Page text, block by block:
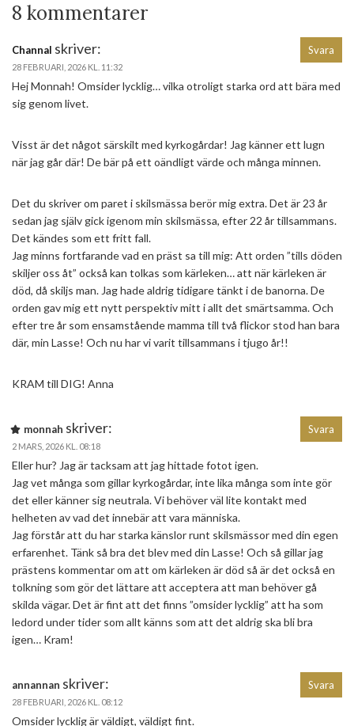
8 kommentarer
Channal skriver:
28 FEBRUARI, 2026 KL. 11:32
Hej Monnah! Omsider lycklig… vilka otroligt starka ord att bära med
sig genom livet.
Visst är det något särskilt med kyrkogårdar! Jag känner ett lugn
när jag går där! De bär på ett oändligt värde och många minnen.
Det du skriver om paret i skilsmässa berör mig extra. Det är 23 år
sedan jag själv gick igenom min skilsmässa, efter 22 år tillsammans.
Det kändes som ett fritt fall.
Jag minns fortfarande vad en präst sa till mig: Att orden ”tills döden
skiljer oss åt” också kan tolkas som kärleken… att när kärleken är
död, då skiljs man. Jag hade aldrig tidigare tänkt i de banorna. De
orden gav mig ett nytt perspektiv mitt i allt det smärtsamma. Och
efter tre år som ensamstående mamma till två flickor stod han bara
där, min Lasse! Och nu har vi varit tillsammans i tjugo år!!
KRAM till DIG! Anna
Svara
monnah skriver:
2 MARS, 2026 KL. 08:18
Eller hur? Jag är tacksam att jag hittade fotot igen.
Jag vet många som gillar kyrkogårdar, inte lika många som inte gör
det eller känner sig neutrala. Vi behöver väl lite kontakt med
helheten av vad det innebär att vara människa.
Jag förstår att du har starka känslor runt skilsmässor med din egen
erfarenhet. Tänk så bra det blev med din Lasse! Och så gillar jag
prästens kommentar om att om kärleken är död så är det också en
tolkning som gör det lättare att acceptera att man behöver gå
skilda vägar. Det är fint att det finns ”omsider lycklig” att ha som
ledord under tider som allt känns som att det aldrig ska bli bra
igen… Kram!
Svara
annannan skriver:
28 FEBRUARI, 2026 KL. 08:12
Omsider lycklig är väldigt, väldigt fint.
Svara